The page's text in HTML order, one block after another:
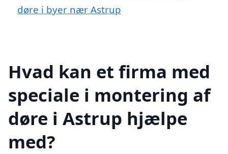
døre i byer nær Astrup
Hvad kan et firma med
speciale i montering af
døre i Astrup hjælpe
med?